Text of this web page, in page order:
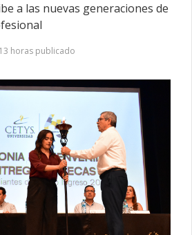
a las nuevas generaciones de
13 horas publicado